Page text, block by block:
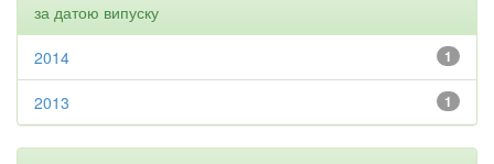
за датою випуску
1
2014
1
2013